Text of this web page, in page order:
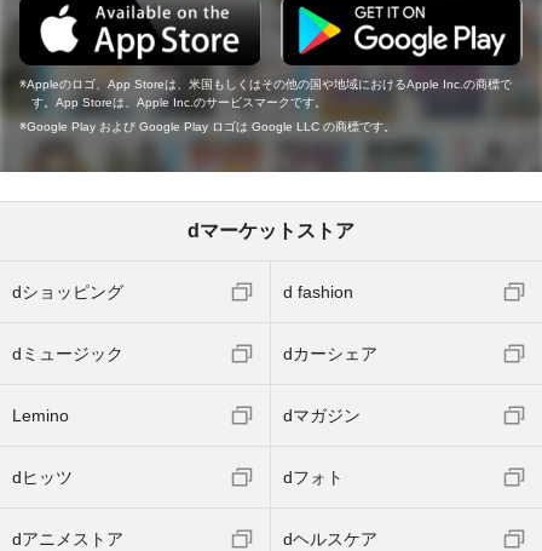
Appleのロゴ、App Storeは、米国もしくはその他の国や地域におけるApple Inc.の商標で
す。App Storeは、Apple Inc.のサービスマークです。
Google Play および Google Play ロゴは Google LLC の商標です。
dマーケットストア
dショッピング d fashion
dミュージック dカーシェア
Lemino dマガジン
dヒッツ dフォト
dアニメストア dヘルスケア